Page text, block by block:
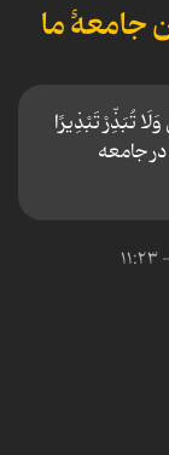
جامعۀ ما
تُبَذِّرْ تَبْذِیرًا
در جامعه